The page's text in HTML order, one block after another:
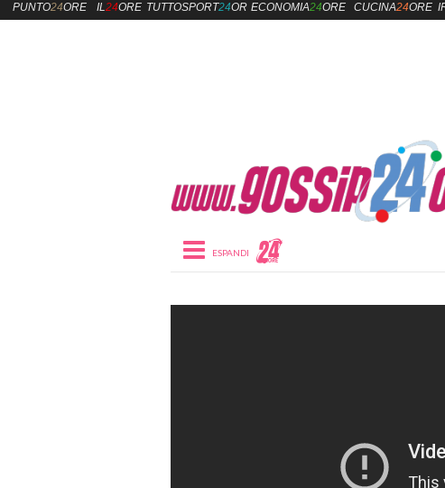
Toggle navigation
PUNTO24ORE IL24ORE TUTTOSPORT24OREECONOMIA24ORE CUCINA24ORE